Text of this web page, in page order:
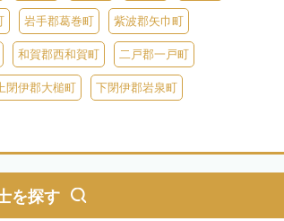
岩手郡葛巻町 紫波郡矢巾町
和賀郡西和賀町 二戸郡一戸町
閉伊郡大槌町 下閉伊郡岩泉町
を探す